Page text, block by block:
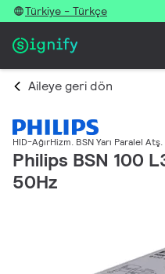
Türkiye - Türkçe
Aileye geri dön
HID-AğırHizm. BSN Yarı Paralel Atş.
Philips BSN 100
50Hz